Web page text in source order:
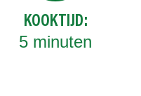
KOOKTIJD:
5 minuten